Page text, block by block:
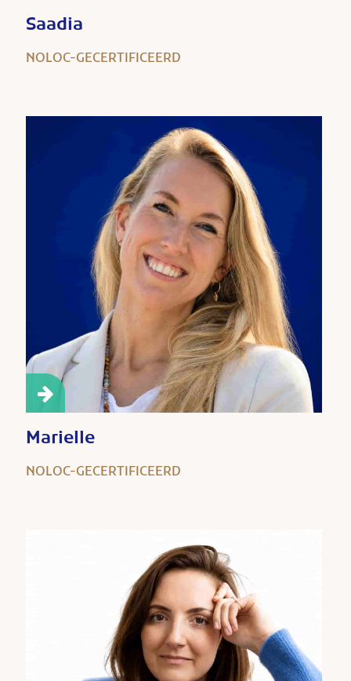
Saadia
NOLOC-GECERTIFICEERD
Marielle
NOLOC-GECERTIFICEERD